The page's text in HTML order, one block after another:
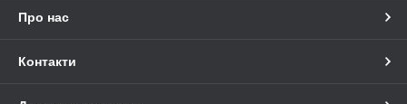
Про нас
Контакти